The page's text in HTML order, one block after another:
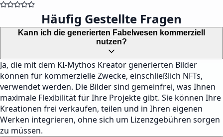
Häufig Gestellte Fragen
Kann ich die generierten Fabelwesen kommerziell
nutzen?
Ja, die mit dem KI-Mythos Kreator generierten Bilder
können für kommerzielle Zwecke, einschließlich NFTs,
verwendet werden. Die Bilder sind gemeinfrei, was Ihnen
maximale Flexibilität für Ihre Projekte gibt. Sie können Ihre
Kreationen frei verkaufen, teilen und in Ihren eigenen
Werken integrieren, ohne sich um Lizenzgebühren sorgen
zu müssen.